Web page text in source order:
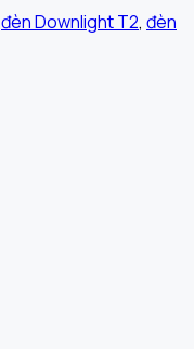
đèn Downlight T2, đèn